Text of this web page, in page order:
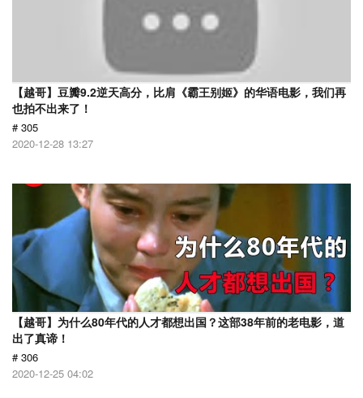
【越哥】豆瓣9.2逆天高分，比肩《霸王别姬》的华语电影，我们再
也拍不出来了！
# 305
2020-12-28 13:27
【越哥】为什么80年代的人才都想出国？这部38年前的老电影，道
出了真谛！
# 306
2020-12-25 04:02